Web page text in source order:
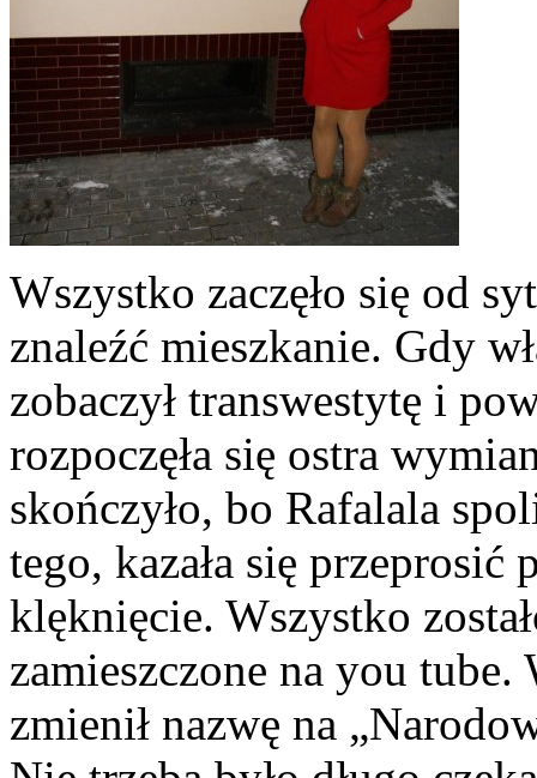
Wszystko zaczęło się od
znaleźć mieszkanie. Gdy
zobaczył transwestytę i
rozpoczęła się ostra
skończyło, bo Rafalala
tego, kazała się przeprosić
klęknięcie. Wszystko
zamieszczone na you
zmienił nazwę na